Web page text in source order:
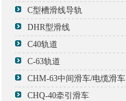
C型槽滑线导轨
DHR型滑线
C40轨道
C-63轨道
CHM-63中间滑车/电缆滑车
CHQ-40牵引滑车